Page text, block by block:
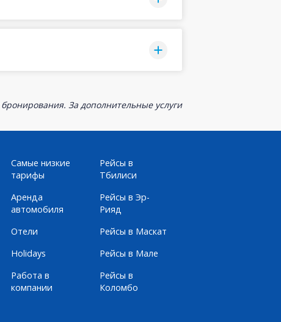
За дополнительные услуги
Самые низкие
тарифы
Аренда
автомобиля
Отели
Holidays
Работа в
компании
Рейсы в
Тбилиси
Рейсы в Эр-
Рияд
Рейсы в Маскат
Рейсы в Мале
Рейсы в
Коломбо